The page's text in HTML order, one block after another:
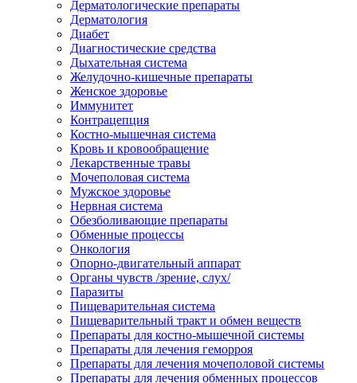
Дерматологические препараты
Дерматология
Диабет
Диагностические средства
Дыхательная система
Желудочно-кишечные препараты
Женское здоровье
Иммунитет
Контрацепция
Костно-мышечная система
Кровь и кровообращение
Лекарственные травы
Мочеполовая система
Мужское здоровье
Нервная система
Обезболивающие препараты
Обменные процессы
Онкология
Опорно-двигательный аппарат
Органы чувств /зрение, слух/
Паразиты
Пищеварительная система
Пищеварительный тракт и обмен веществ
Препараты для костно-мышечной системы
Препараты для лечения геморроя
Препараты для лечения мочеполовой системы
Препараты для лечения обменных процессов